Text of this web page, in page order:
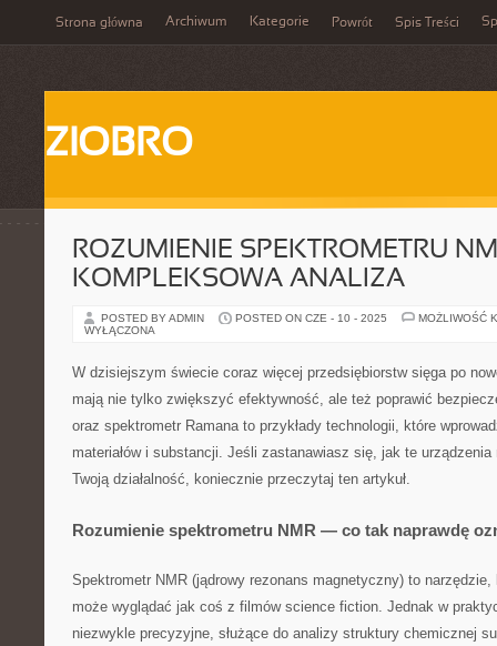
Strona główna Archiwum Kategorie Powrót Spis Treści
ZIOBRO
ROZUMIENIE SPEKTROMETRU
KOMPLEKSOWA ANALIZA
POSTED BY ADMIN POSTED ON CZE - 10 - 2025
MOŻLIWOŚĆ
WYŁĄCZONA
W dzisiejszym świecie coraz więcej przedsiębiorstw sięga po
mają nie tylko zwiększyć efektywność, ale też poprawić
oraz spektrometr Ramana to przykłady technologii, które
materiałów i substancji. Jeśli zastanawiasz się, jak te
Twoją działalność, koniecznie przeczytaj ten artykuł.
Rozumienie spektrometru NMR — co tak naprawdę
Spektrometr NMR (jądrowy rezonans magnetyczny) to
może wyglądać jak coś z filmów science fiction. Jednak w
niezwykle precyzyjne, służące do analizy struktury chemicznej